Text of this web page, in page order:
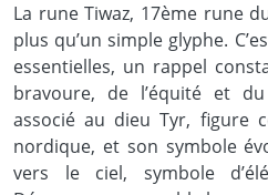
La rune Tiwaz, 17ème rune
plus qu’un simple glyphe.
essentielles, un rappel
bravoure, de l’équité et
associé au dieu Tyr, figure
nordique, et son symbole
vers le ciel, symbole